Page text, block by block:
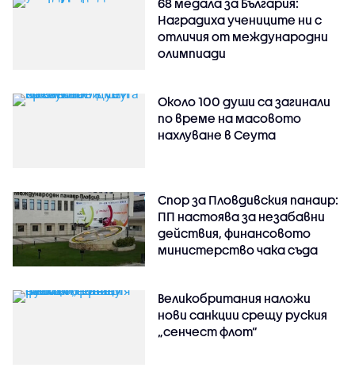
68 медала за България:
Наградиха учениците ни с
отличия от международни
олимпиади
Около 100 души са загинали
по време на масовото
нахлуване в Сеута
Спор за Пловдивския панаир:
ПП настоява за незабавни
действия, финансовото
министерство чака съда
Великобритания наложи
нови санкции срещу руския
„сенчест флот“